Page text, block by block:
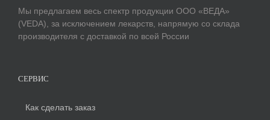
Мы предлагаем весь спектр продукции ООО «ВЕДА»
(VEDA), за исключением лекарств, напрямую со склада
производителя с доставкой по всей России
СЕРВИС
Как сделать заказ